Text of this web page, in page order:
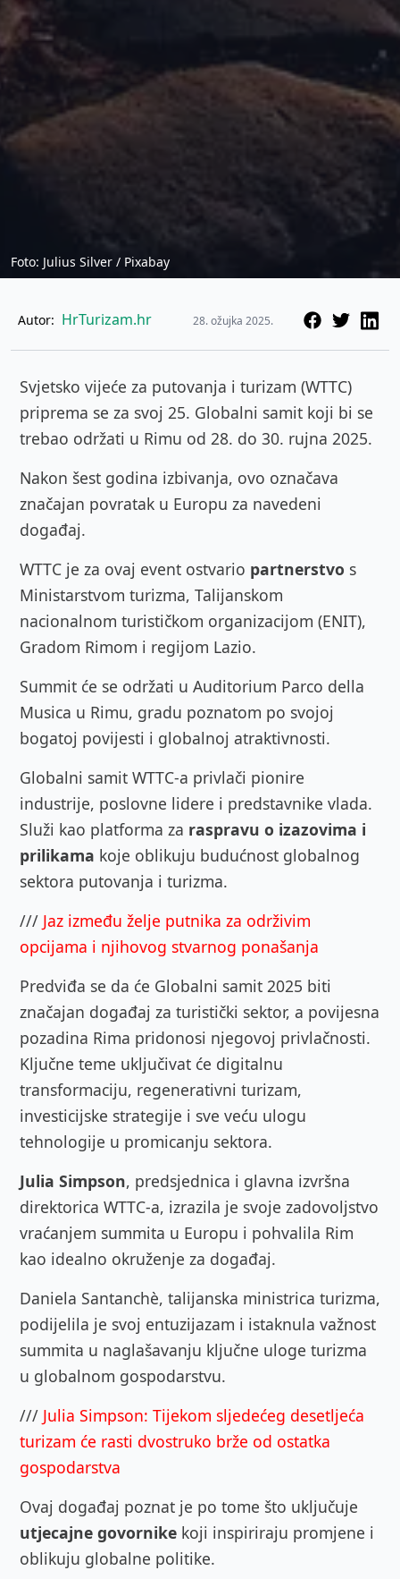
Foto: Julius Silver / Pixabay
Autor: HrTurizam.hr 28. ožujka 2025.
Svjetsko vijeće za putovanja i turizam (WTTC)
priprema se za svoj 25. Globalni samit koji bi se
trebao održati u Rimu od 28. do 30. rujna 2025.
Nakon šest godina izbivanja, ovo označava
značajan povratak u Europu za navedeni
događaj.
WTTC je za ovaj event ostvario partnerstvo s
Ministarstvom turizma, Talijanskom
nacionalnom turističkom organizacijom (ENIT),
Gradom Rimom i regijom Lazio.
Summit će se održati u Auditorium Parco della
Musica u Rimu, gradu poznatom po svojoj
bogatoj povijesti i globalnoj atraktivnosti.
Globalni samit WTTC-a privlači pionire
industrije, poslovne lidere i predstavnike vlada.
Služi kao platforma za raspravu o izazovima i
prilikama koje oblikuju budućnost globalnog
sektora putovanja i turizma.
/// Jaz između želje putnika za održivim
opcijama i njihovog stvarnog ponašanja
Predviđa se da će Globalni samit 2025 biti
značajan događaj za turistički sektor, a povijesna
pozadina Rima pridonosi njegovoj privlačnosti.
Ključne teme uključivat će digitalnu
transformaciju, regenerativni turizam,
investicijske strategije i sve veću ulogu
tehnologije u promicanju sektora.
Julia Simpson, predsjednica i glavna izvršna
direktorica WTTC-a, izrazila je svoje zadovoljstvo
vraćanjem summita u Europu i pohvalila Rim
kao idealno okruženje za događaj.
Daniela Santanchè, talijanska ministrica turizma,
podijelila je svoj entuzijazam i istaknula važnost
summita u naglašavanju ključne uloge turizma
u globalnom gospodarstvu.
/// Julia Simpson: Tijekom sljedećeg desetljeća
turizam će rasti dvostruko brže od ostatka
gospodarstva
Ovaj događaj poznat je po tome što uključuje
utjecajne govornike koji inspiriraju promjene i
oblikuju globalne politike.